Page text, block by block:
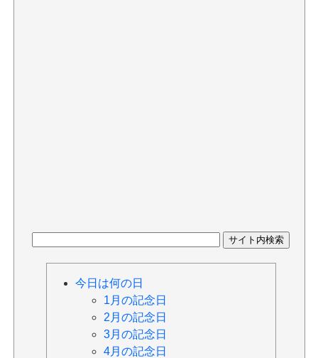
今日は何の日
1月の記念日
2月の記念日
3月の記念日
4月の記念日